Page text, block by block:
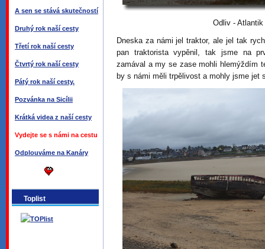
A sen se stává skutečností
Druhý rok naší cesty
Třetí rok naší cesty
Čtvrtý rok naší cesty
Pátý rok naší cesty.
Pozvánka na Sicílii
Krátká videa z naší cesty
Vydejte se s námi na cestu
Odplouváme na Kanáry
Toplist
Odliv -
Dneska za námi jel traktor, ale jel tak
pan traktorista vypěnil, tak jsme na
zamával a my se zase mohli hlemýždím
by s námi měli trpělivost a mohly jsme jet